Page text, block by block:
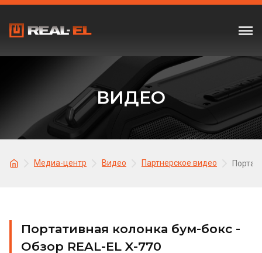
ВИДЕО
Медиа-центр Видео Партнерское видео
Портативная колонка бум-бокс -
Обзор REAL-EL X-770